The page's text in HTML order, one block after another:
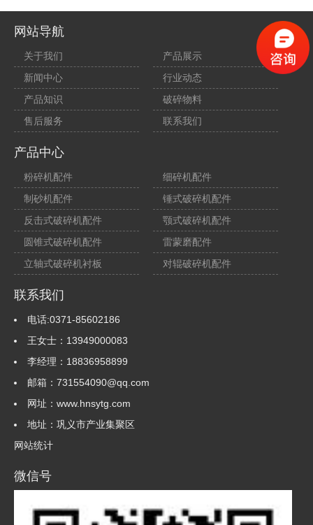
网站导航
关于我们
产品展示
新闻中心
行业动态
产品知识
破碎物料
售后服务
联系我们
产品中心
粉碎机配件
细碎机配件
制砂机配件
锤式破碎机配件
反击式破碎机配件
颚式破碎机配件
圆锥式破碎机配件
雷蒙磨配件
立轴式破碎机衬板
对辊破碎机配件
联系我们
电话:0371-85602186
王女士：13949000083
李经理：18836958899
邮箱：731554090@qq.com
网址：www.hnsytg.com
地址：巩义市产业集聚区
网站统计
微信号